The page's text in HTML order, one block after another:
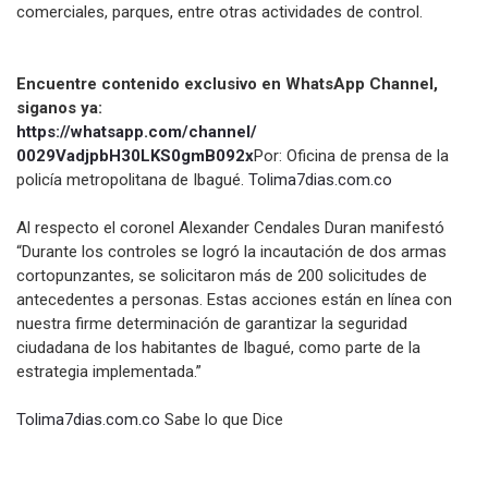
comerciales, parques, entre otras actividades de control.
Encuentre contenido exclusivo en WhatsApp Channel,
siganos ya:
https://whatsapp.com/channel/
0029VadjpbH30LKS0gmB092xPor: Oficina de prensa de la
policía metropolitana de Ibagué. Tolima7dias.com.co
Al respecto el coronel Alexander Cendales Duran manifestó
“Durante los controles se logró la incautación de dos armas
cortopunzantes, se solicitaron más de 200 solicitudes de
antecedentes a personas. Estas acciones están en línea con
nuestra firme determinación de garantizar la seguridad
ciudadana de los habitantes de Ibagué, como parte de la
estrategia implementada.”
Tolima7dias.com.co Sabe lo que Dice